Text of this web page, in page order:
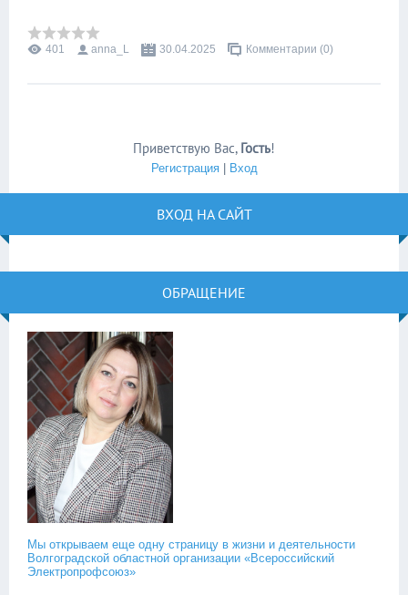
401 anna_L 30.04.2025 Комментарии (0)
Приветствую Вас, Гость!
Регистрация| Вход
ВХОД НА САЙТ
ОБРАЩЕНИЕ
Мы открываем еще одну страницу в жизни и деятельности
Волгоградской областной организации «Всероссийский
Электропрофсоюз»